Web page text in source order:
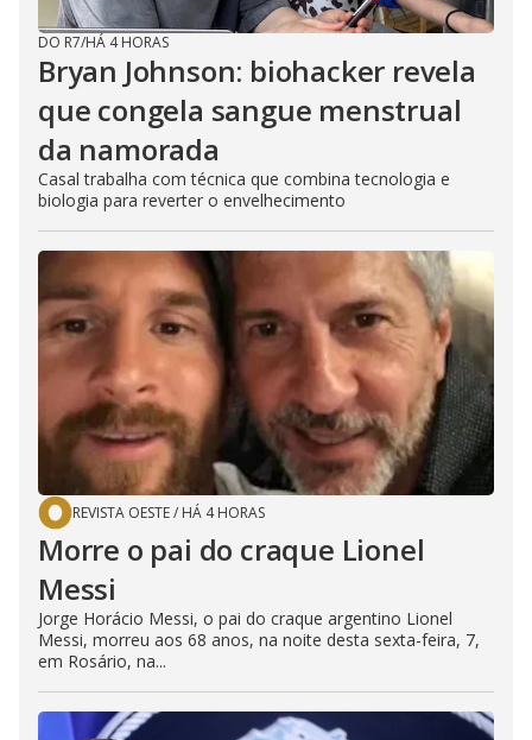
DO R7/HÁ 4 HORAS
Bryan Johnson: biohacker revela
que congela sangue menstrual
da namorada
Casal trabalha com técnica que combina tecnologia e
biologia para reverter o envelhecimento
REVISTA OESTE/ HÁ 4 HORAS
Morre o pai do craque Lionel
Messi
Jorge Horácio Messi, o pai do craque argentino Lionel
Messi, morreu aos 68 anos, na noite desta sexta-feira, 7,
em Rosário, na...